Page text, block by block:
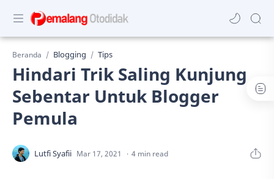
Beranda Blogging Tips
Hindari Trik Saling Kunjung
Sebentar Untuk Blogger
Pemula
4 min read